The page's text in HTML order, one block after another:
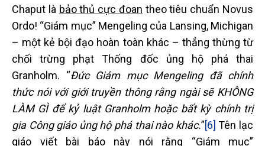
Chaput là bảo thủ cực đoan theo tiêu chuẩn Novus
Ordo! “Giám mục” Mengeling của Lansing, Michigan
– một kẻ bội đạo hoàn toàn khác – thẳng thừng từ
chối trừng phạt Thống đốc ủng hộ phá thai
Granholm. “Đức Giám mục Mengeling đã chính
thức nói với giới truyền thông rằng ngài sẽ KHÔNG
LÀM GÌ để kỷ luật Granholm hoặc bất kỳ chính trị
gia Công giáo ủng hộ phá thai nào khác.”[6] Tên lạc
giáo viết bài báo này nói rằng “Giám mục”